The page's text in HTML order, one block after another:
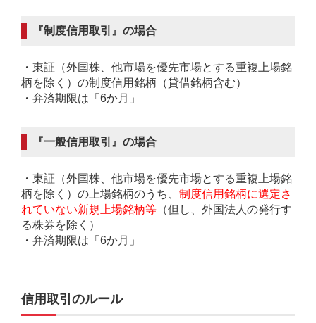
『制度信用取引』の場合
・東証（外国株、他市場を優先市場とする重複上場銘
柄を除く）の制度信用銘柄（貸借銘柄含む）
・弁済期限は「6か月」
『一般信用取引』の場合
・東証（外国株、他市場を優先市場とする重複上場銘
柄を除く）の上場銘柄のうち、 制度信用銘柄に選定さ
れていない新規上場銘柄等 （但し、外国法人の発行す
る株券を除く）
・弁済期限は「6か月」
信用取引のルール